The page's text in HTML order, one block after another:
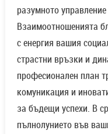
разумното
Взаимоотношенията
с енергия вашия
страстни връзки и
професионален план
комуникация и
за бъдещи успехи. В
пълнолунието във